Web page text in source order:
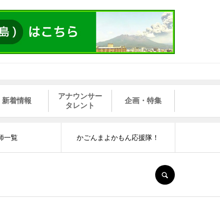
新着情報
アナウンサー
タレント
企画・特集
一覧 かごんまよかもん応援隊！